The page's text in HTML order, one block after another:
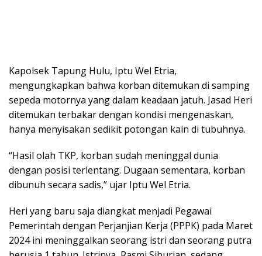
Kapolsek Tapung Hulu, Iptu Wel Etria,
mengungkapkan bahwa korban ditemukan di samping
sepeda motornya yang dalam keadaan jatuh. Jasad Heri
ditemukan terbakar dengan kondisi mengenaskan,
hanya menyisakan sedikit potongan kain di tubuhnya.
“Hasil olah TKP, korban sudah meninggal dunia
dengan posisi terlentang. Dugaan sementara, korban
dibunuh secara sadis,” ujar Iptu Wel Etria.
Heri yang baru saja diangkat menjadi Pegawai
Pemerintah dengan Perjanjian Kerja (PPPK) pada Maret
2024 ini meninggalkan seorang istri dan seorang putra